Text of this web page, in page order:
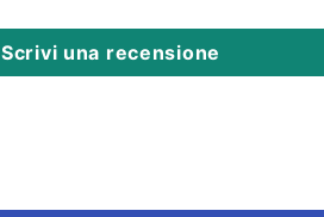
Scrivi una recensione